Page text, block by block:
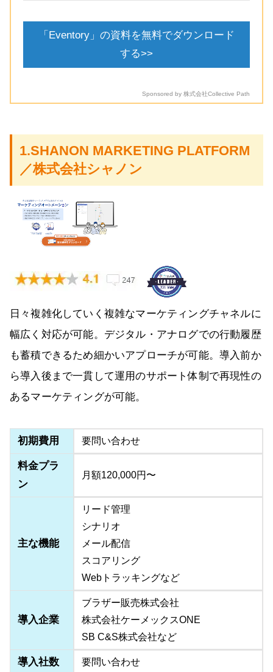
「Eventory」の資料を無料でダウンロード
する>>
Sponsored by 株式会社Collective Path
1.SHANON MARKETING PLATFORM
／株式会社シャノン
日々複雑化していく複雑なマーケティングチャネルに
幅広く対応が可能。デジタル・アナログでの行動履歴
も蓄積できるため細かいアプローチが可能。導入前か
ら導入後まで一貫して運用のサポート体制で再現性の
あるマーケティングが可能。
初期費用 要問い合わせ
料金プラ
ン
月額120,000円〜
主な機能
リード管理
シナリオ
メール配信
スコアリング
Webトラッキングなど
導入企業
ブラザー販売株式会社
株式会社ケーメックスONE
SB C&S株式会社など
導入社数 要問い合わせ